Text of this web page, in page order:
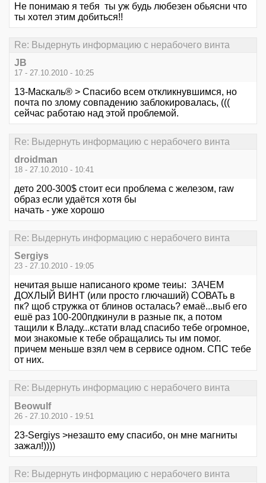
Не понимаю я тебя ты уж будь любезен обьясни что
ты хотел этим добиться!!
Re: Выдернуть информацию с нерабочего винта
JB
17 - 27.10.2010 - 10:25
13-Маскаль® > Спасибо всем откликнувшимся, но
почта по злому совпадению заблокировалась, (((
сейчас работаю над этой проблемой.
Re: Выдернуть информацию с нерабочего винта
droidman
18 - 27.10.2010 - 10:41
дето 200-300$ стоит еси проблема с железом, raw
образ если удаётся хотя бы
начать - уже хорошо
Re: Выдернуть информацию с нерабочего винта
Sergiys
23 - 27.10.2010 - 19:05
нечитая выше написаного кроме теиы: ЗАЧЕМ
ДОХЛЫЙ ВИНТ (или просто глючаший) СОВАТь в
пк? щоб стружка от блинов осталась? емаё...выб его
ешё раз 100-200пдкинули в разные пк, а потом
тащили к Владу...кстати влад спасибо тебе огромное,
мои знакомые к тебе обращались ты им помог.
причем меньше взял чем в сервисе одном. СПС тебе
от них.
Re: Выдернуть информацию с нерабочего винта
Beowulf
26 - 27.10.2010 - 19:51
23-Sergiys >незашто ему спасибо, он мне магниты
зажал!))))
Re: Выдернуть информацию с нерабочего винта